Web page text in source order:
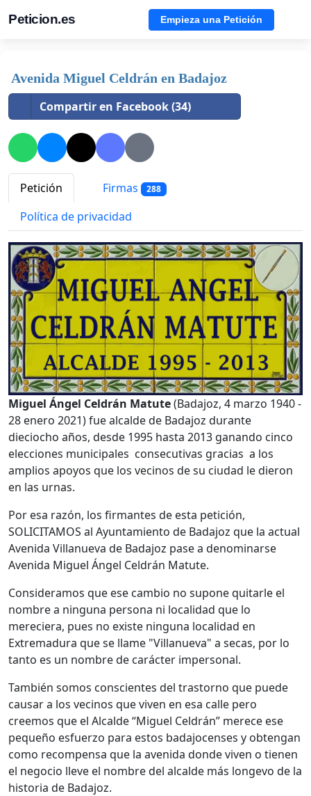
Peticion.es Empieza una Petición
Avenida Miguel Celdrán en Badajoz
Compartir en Facebook (34)
Petición Firmas 288
Política de privacidad
Miguel Ángel Celdrán Matute(Badajoz, 4 marzo 1940 -
28 enero 2021) fue alcalde de Badajoz durante
dieciocho años, desde 1995 hasta 2013 ganando cinco
elecciones municipales consecutivas gracias a los
amplios apoyos que los vecinos de su ciudad le dieron
en las urnas.
Por esa razón, los firmantes de esta petición,
SOLICITAMOS al Ayuntamiento de Badajoz que la actual
Avenida Villanueva de Badajoz pase a denominarse
Avenida Miguel Ángel Celdrán Matute.
Consideramos que ese cambio no supone quitarle el
nombre a ninguna persona ni localidad que lo
mereciera, pues no existe ninguna localidad en
Extremadura que se llame "Villanueva" a secas, por lo
tanto es un nombre de carácter impersonal.
También somos conscientes del trastorno que puede
causar a los vecinos que viven en esa calle pero
creemos que el Alcalde “Miguel Celdrán” merece ese
pequeño esfuerzo para estos badajocenses y obtengan
como recompensa que la avenida donde viven o tienen
el negocio lleve el nombre del alcalde más longevo de la
historia de Badajoz.